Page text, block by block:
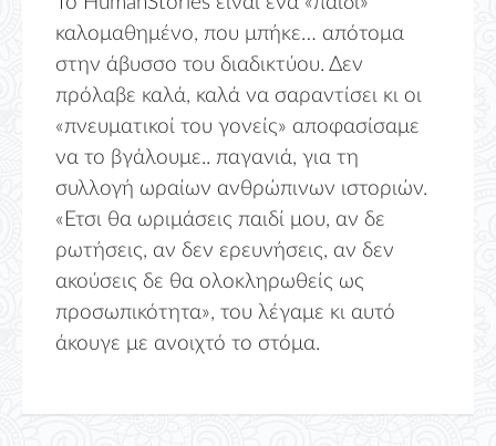
καλομαθημένο, που μπήκε… απότομα
στην άβυσσο του διαδικτύου. Δεν
πρόλαβε καλά, καλά να σαραντίσει κι οι
«πνευματικοί του γονείς» αποφασίσαμε
να το βγάλουμε.. παγανιά, για τη
συλλογή ωραίων ανθρώπινων ιστοριών.
«Ετσι θα ωριμάσεις παιδί μου, αν δε
ρωτήσεις, αν δεν ερευνήσεις, αν δεν
ακούσεις δε θα ολοκληρωθείς ως
προσωπικότητα», του λέγαμε κι αυτό
άκουγε με ανοιχτό το στόμα.